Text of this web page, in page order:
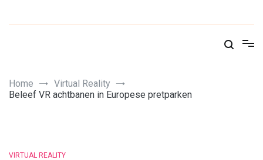
Home
Virtual Reality
Beleef VR achtbanen in Europese pretparken
VIRTUAL REALITY